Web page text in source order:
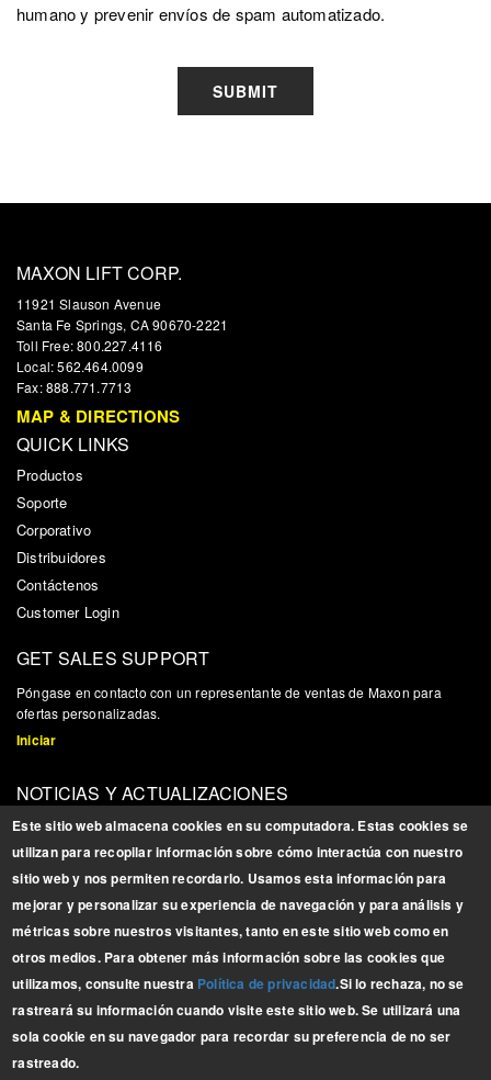
humano y prevenir envíos de spam automatizado.
SUBMIT
MAXON LIFT CORP.
11921 Slauson Avenue
Santa Fe Springs, CA 90670-2221
Toll Free: 800.227.4116
Local: 562.464.0099
Fax: 888.771.7713
MAP & DIRECTIONS
QUICK LINKS
Productos
Soporte
Corporativo
Distribuidores
Contáctenos
Customer Login
GET SALES SUPPORT
Póngase en contacto con un representante de ventas de Maxon para
ofertas personalizadas.
Iniciar
NOTICIAS Y ACTUALIZACIONES
Regístrese para obtener actualizaciones, noticias e información
relacionada con los productos
Registrarse
BROCHURES
Descargue nuestros
Copyright © 2025 Maxon Lift Corp. All rights reserved.
Este sitio web almacena cookies en su computadora. Estas cookies se
utilizan para recopilar información sobre cómo interactúa con nuestro
sitio web y nos permiten recordarlo. Usamos esta información para
mejorar y personalizar su experiencia de navegación y para análisis y
métricas sobre nuestros visitantes, tanto en este sitio web como en
otros medios. Para obtener más información sobre las cookies que
utilizamos, consulte nuestra Política de privacidad.Si lo rechaza, no se
rastreará su información cuando visite este sitio web. Se utilizará una
sola cookie en su navegador para recordar su preferencia de no ser
rastreado.